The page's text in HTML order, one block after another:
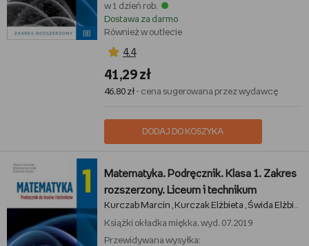
w 1 dzień rob.
Dostawa za darmo
Również w outlecie
4,4
41,29 zł
46,80 zł- cena sugerowana przez wydawcę
DODAJ DO KOSZYKA
Matematyka. Podręcznik. Klasa 1. Zakres
rozszerzony. Liceum i technikum
Kurczab Marcin Kurczak Elżbieta Świda Elżbieta
Książki okładka miękka, wyd. 07.2019
Przewidywana wysyłka: